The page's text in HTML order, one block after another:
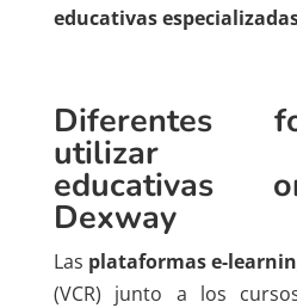
educativas
Diferentes
utilizar
educativas
Dexway
Las plataformas e-
(VCR) junto a los